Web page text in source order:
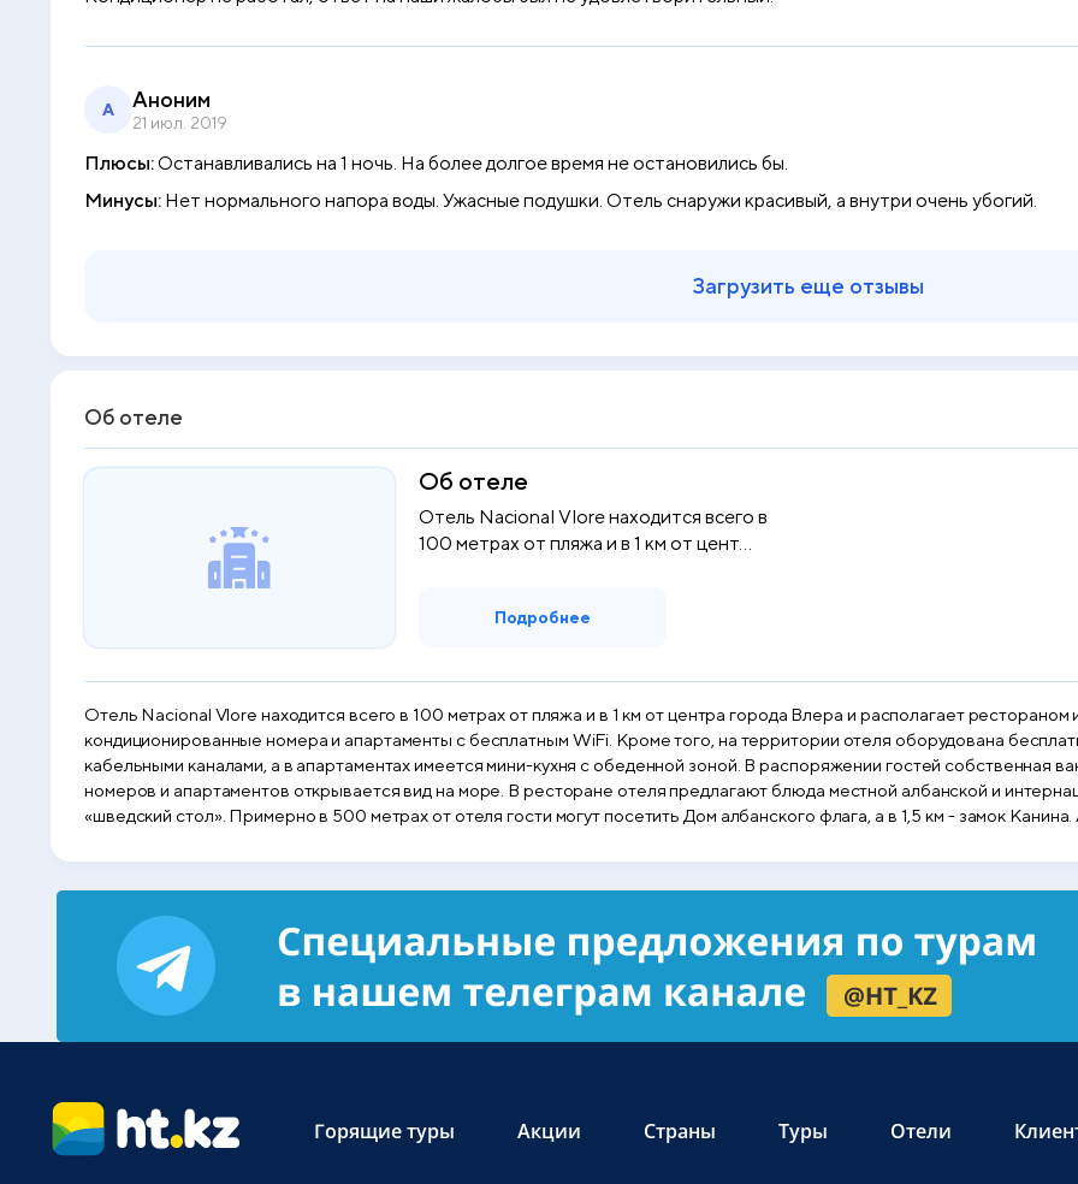
А Аноним
21 июл. 2019
Плюсы:Останавливались на 1 ночь. На более долгое время не остановились бы.
Минусы: Нет нормального напора воды. Ужасные подушки. Отель снаружи красивый, а внутри очень убогий.
Загрузить еще отзывы
Об отеле
Об отеле
Отель Nacional Vlore находится всего в
100 метрах от пляжа и в 1 км от цент...
Подробнее
Отель Nacional Vlore находится всего в 100 метрах от пляжа и в 1 км от центра города Влера и располагает рестораном
кондиционированные номера и апартаменты с бесплатным WiFi. Кроме того, на территории отеля оборудована
кабельными каналами, а в апартаментах имеется мини-кухня с обеденной зоной. В распоряжении гостей собственная
номеров и апартаментов открывается вид на море. В ресторане отеля предлагают блюда местной албанской и
«шведский стол». Примерно в 500 метрах от отеля гости могут посетить Дом албанского флага, а в 1,5 км - замок
добраться до города Бриндизи, составляет 3 км. До аэропорта Тираны - 170 км.Расстояние, указанное в описании,
Горящие туры Акции Страны Туры Отели